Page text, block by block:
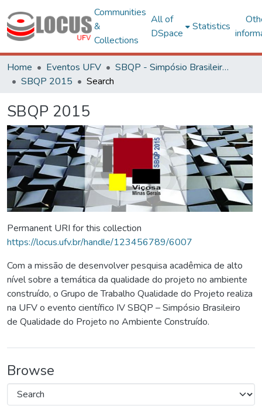
Communities
&
Collections
All of
DSpace
Statistics
Home Eventos UFV
SBQP - Simpósio Brasileiro de Qualidade do Projeto no Ambiente Construído
SBQP 2015
Search
SBQP 2015
Permanent URI for this collection
https://locus.ufv.br/handle/123456789/6007
Com a missão de desenvolver pesquisa acadêmica de alto
nível sobre a temática da qualidade do projeto no ambiente
construído, o Grupo de Trabalho Qualidade do Projeto realiza
na UFV o evento científico IV SBQP – Simpósio Brasileiro
de Qualidade do Projeto no Ambiente Construído.
Browse